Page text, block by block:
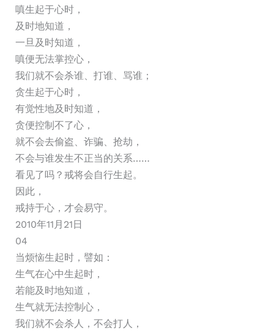
嗔生起于心时，
及时地知道，
一旦及时知道，
嗔便无法掌控心，
我们就不会杀谁、打谁、骂谁；
贪生起于心时，
有觉性地及时知道，
贪便控制不了心，
就不会去偷盗、诈骗、抢劫，
不会与谁发生不正当的关系……
看见了吗？戒将会自行生起。
因此，
戒持于心，才会易守。
2010年11月21日
04
当烦恼生起时，譬如：
生气在心中生起时，
若能及时地知道，
生气就无法控制心，
我们就不会杀人，不会打人，